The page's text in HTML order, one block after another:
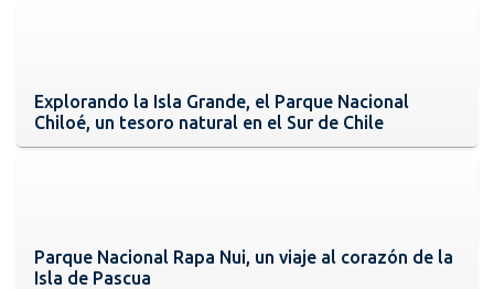
Explorando la Isla Grande, el Parque Nacional
Chiloé, un tesoro natural en el Sur de Chile
Parque Nacional Rapa Nui, un viaje al corazón de la
Isla de Pascua